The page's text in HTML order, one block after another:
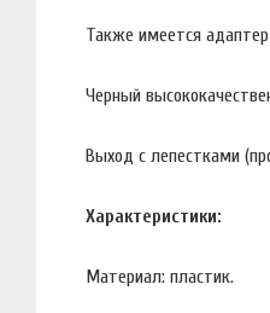
Также имеется
Черный
Выход с лепестками
Характеристики:
Материал: пластик.